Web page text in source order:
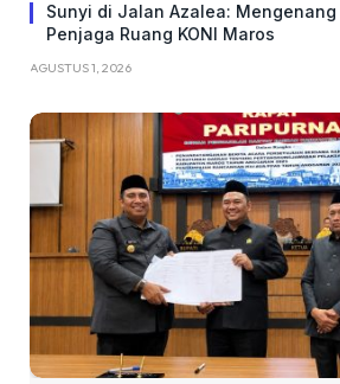
Sunyi di Jalan Azalea: Mengenang
Penjaga Ruang KONI Maros
AGUSTUS 1, 2026